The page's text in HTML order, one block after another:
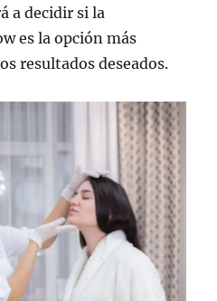
a decidir si la
es la opción más
resultados deseados.